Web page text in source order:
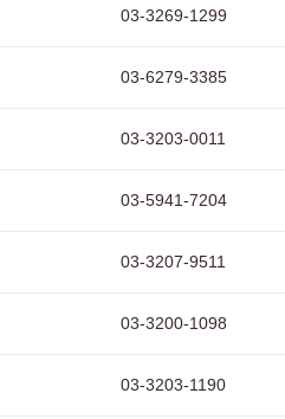
03-3269-1299
03-6279-3385
03-3203-0011
03-5941-7204
03-3207-9511
03-3200-1098
03-3203-1190